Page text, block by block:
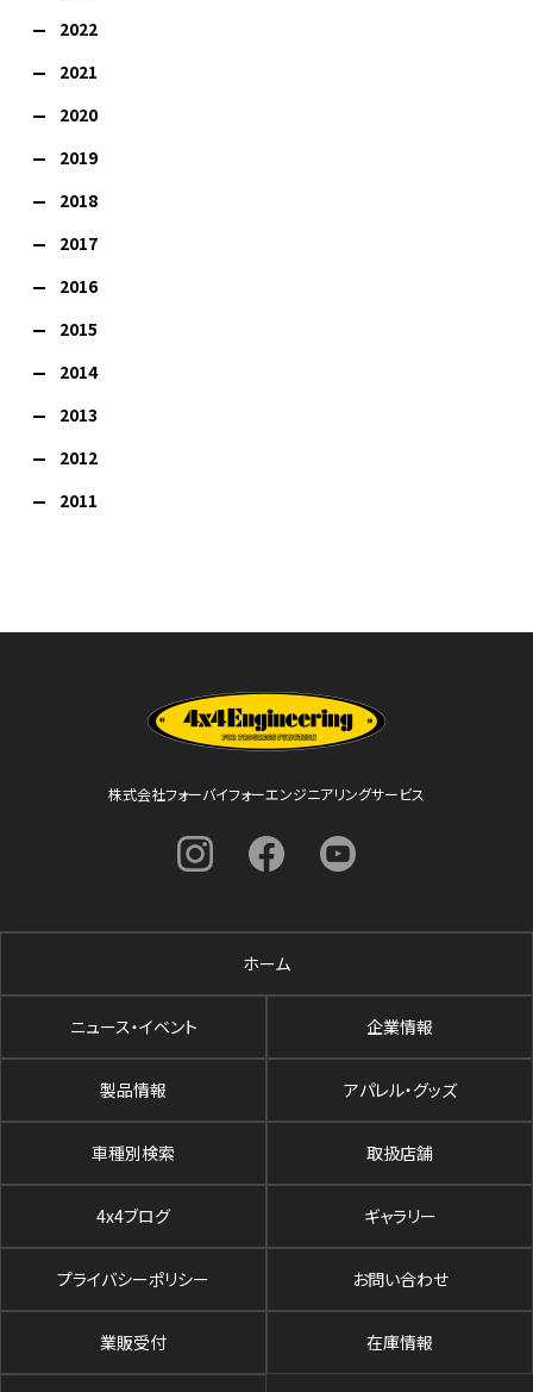
2022
2021
2020
2019
2018
2017
2016
2015
2014
2013
2012
2011
株式会社フォーバイフォーエンジニアリングサービス
ホーム
ニュース・イベント 企業情報
製品情報 アパレル・グッズ
車種別検索 取扱店舗
4x4ブログ ギャラリー
プライバシーポリシー お問い合わせ
業販受付 在庫情報